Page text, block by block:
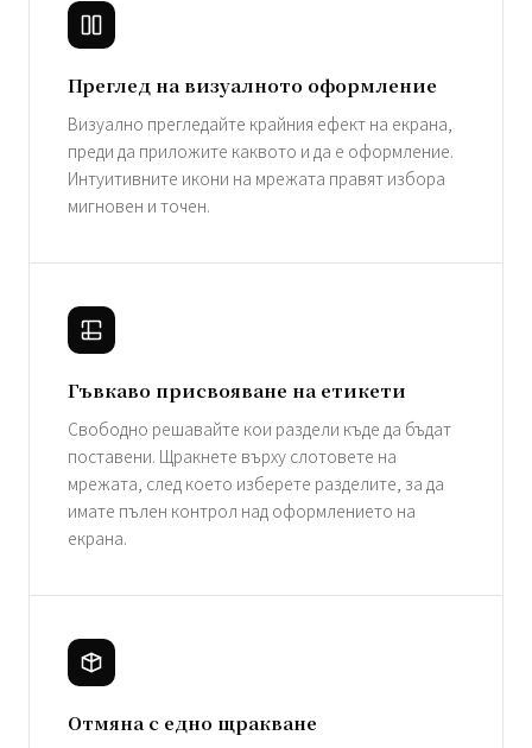
Преглед на визуалното оформление
Визуално прегледайте крайния ефект на екрана,
преди да приложите каквото и да е оформление.
Интуитивните икони на мрежата правят избора
мигновен и точен.
Гъвкаво присвояване на етикети
Свободно решавайте кои раздели къде да бъдат
поставени. Щракнете върху слотовете на
мрежата, след което изберете разделите, за да
имате пълен контрол над оформлението на
екрана.
Отмяна с едно щракване